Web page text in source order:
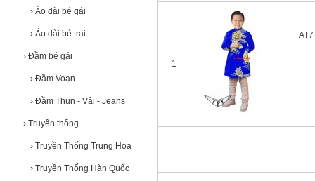
1
› Áo dài bé gái
› Áo dài bé trai
› Đầm bé gái
› Đầm Voan
› Đầm Thun - Vải - Jeans
› Truyền thống
› Truyền Thống Trung Hoa
› Truyền Thống Hàn Quốc